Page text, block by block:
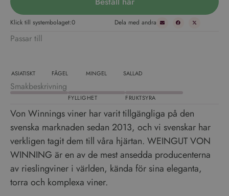
Klick till systembolaget:0 Dela med andra
Passar till
ASIATISKT FÅGEL MINGEL SALLAD
Smakbeskrivning
FYLLIGHET FRUKTSYRA
Von Winnings viner har varit tillgängliga på den
svenska marknaden sedan 2013, och vi svenskar har
verkligen tagit dem till våra hjärtan. WEINGUT VON
WINNING är en av de mest ansedda producenterna
av rieslingviner i världen, kända för sina eleganta,
torra och komplexa viner.